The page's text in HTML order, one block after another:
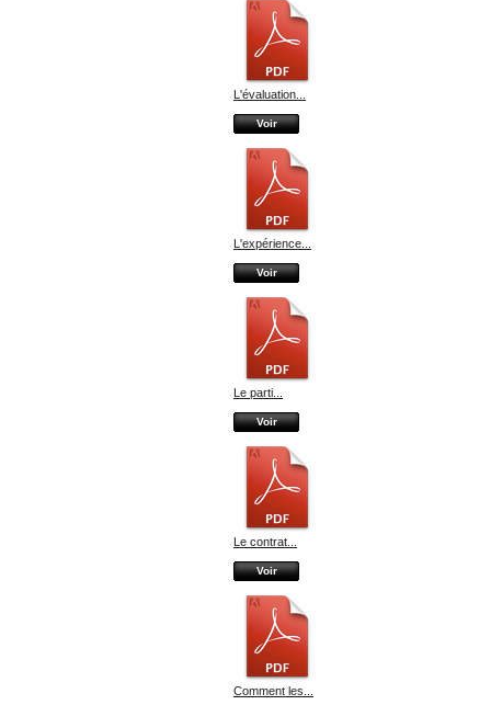
L'évaluation...
Voir
L'expérience...
Voir
Le parti...
Voir
Le contrat...
Voir
Comment les...